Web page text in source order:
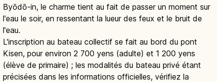
Byōdō-in, le charme tient au fait de passer un moment sur
l'eau le soir, en ressentant la lueur des feux et le bruit de
l'eau.
L'inscription au bateau collectif se fait au bord du pont
Kisen, pour environ 2 700 yens (adulte) et 1 200 yens
(élève de primaire) ; les modalités du bateau privé étant
précisées dans les informations officielles, vérifiez la